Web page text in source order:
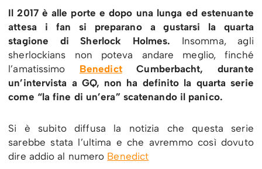
Il 2017 è alle porte e dopo una lunga ed estenuante
attesa i fan si preparano a gustarsi la quarta
stagione di Sherlock Holmes. Insomma, agli
sherlockians non poteva andare meglio, finché
l’amatissimo BenedictCumberbacht, durante
un’intervista a GQ, non ha definito la quarta serie
come “la fine di un’era” scatenando il panico.
Si è subito diffusa la notizia che questa serie
sarebbe stata l’ultima e che avremmo così dovuto
dire addio al numero Benedict